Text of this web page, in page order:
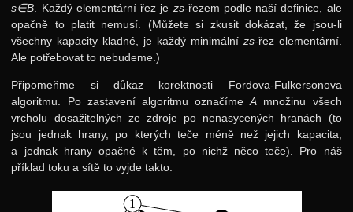
s∈B . Každý elementární řez je zs-řezem podle naší definice, ale
opačně to platit nemusí. (Můžete si zkusit dokázat, že jsou-li
všechny kapacity kladné, je každý minimální zs-řez elementární.
Ale potřebovat to nebudeme.)
Připomeňme si důkaz korektnosti Fordova-Fulkersonova
algoritmu. Po zastavení algoritmu označímeA množinu všech
vrcholu dosažitelných ze zdroje po nenasycených hranách (to
jsou jednak hrany, po kterých teče méně než jejich kapacita,
a jednak hrany opačné k těm, po nichž něco teče). Pro náš
příklad toku a sítě to vyjde takto: